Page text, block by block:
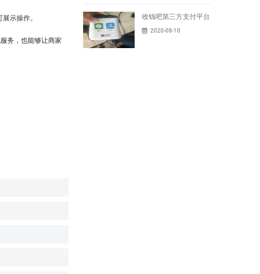
示操作。
务，也能够让商家
收钱吧第三方支付平台
2020-08-10